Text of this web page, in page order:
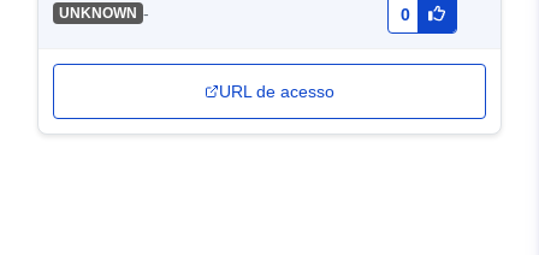
UNKNOWN - 0
URL de acesso